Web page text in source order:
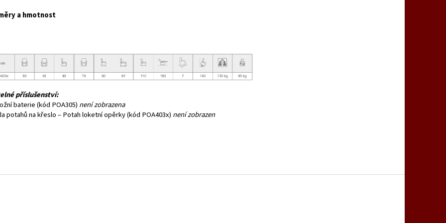
a hmotnost
příslušenství:
baterie (kód POA305) není zobrazena
potahů na křeslo – Potah loketní opěrky (kód POA403x) není zobrazen